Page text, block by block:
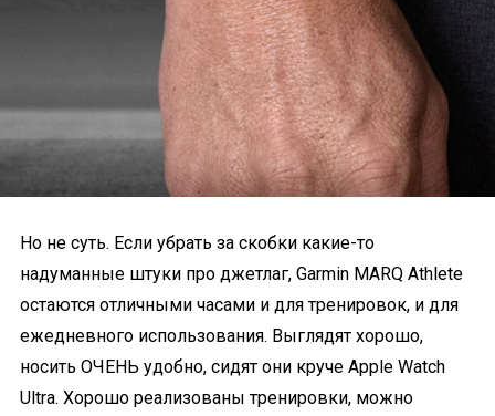
Но не суть. Если убрать за скобки какие-то
надуманные штуки про джетлаг, Garmin MARQ Athlete
остаются отличными часами и для тренировок, и для
ежедневного использования. Выглядят хорошо,
носить ОЧЕНЬ удобно, сидят они круче Apple Watch
Ultra. Хорошо реализованы тренировки, можно